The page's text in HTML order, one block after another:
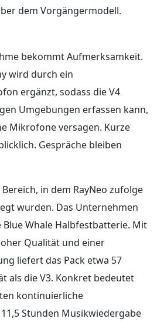
dem Vorgängermodell.
bekommt Aufmerksamkeit.
wird durch ein
ergänzt, sodass die V4
Umgebungen erfassen kann,
Mikrofone versagen. Kurze
Gespräche bleiben
in dem RayNeo zufolge
wurden. Das Unternehmen
Blue Whale Halbfestbatterie. Mit
Qualität und einer
liefert das Pack etwa 57
als die V3. Konkret bedeutet
kontinuierliche
Stunden Musikwiedergabe